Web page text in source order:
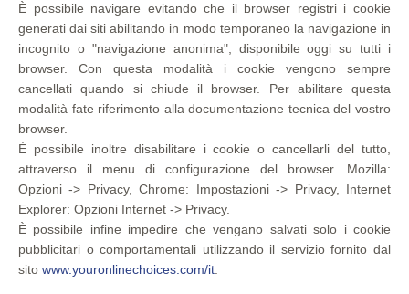
È possibile navigare evitando che il browser registri i cookie
generati dai siti abilitando in modo temporaneo la navigazione in
incognito o "navigazione anonima", disponibile oggi su tutti i
browser. Con questa modalità i cookie vengono sempre
cancellati quando si chiude il browser. Per abilitare questa
modalità fate riferimento alla documentazione tecnica del vostro
browser.
È possibile inoltre disabilitare i cookie o cancellarli del tutto,
attraverso il menu di configurazione del browser. Mozilla:
Opzioni -> Privacy, Chrome: Impostazioni -> Privacy, Internet
Explorer: Opzioni Internet -> Privacy.
È possibile infine impedire che vengano salvati solo i cookie
pubblicitari o comportamentali utilizzando il servizio fornito dal
sito www.youronlinechoices.com/it.